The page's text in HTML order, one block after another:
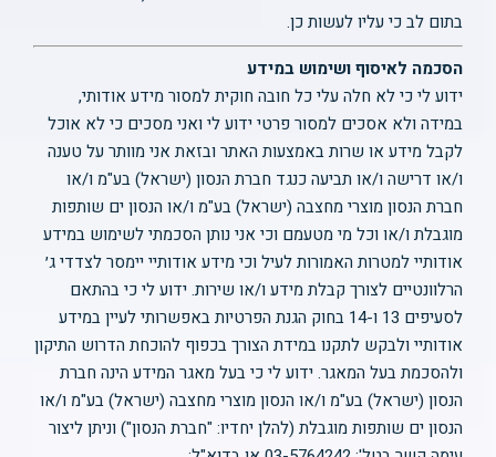
בתום לב כי עליו לעשות כן.
הסכמה לאיסוף ושימוש במידע
ידוע לי כי לא חלה עלי כל חובה חוקית למסור מידע אודותי,
במידה ולא אסכים למסור פרטי ידוע לי ואני מסכים כי לא אוכל
לקבל מידע או שרות באמצעות האתר ובזאת אני מוותר על טענה
ו/או דרישה ו/או תביעה כנגד חברת הנסון (ישראל) בע"מ ו/או
חברת הנסון מוצרי מחצבה (ישראל) בע"מ ו/או הנסון ים שותפות
מוגבלת ו/או וכל מי מטעמם וכי אני נותן הסכמתי לשימוש במידע
אודותיי למטרות האמורות לעיל וכי מידע אודותיי יימסר לצדדי ג׳
הרלוונטיים לצורך קבלת מידע ו/או שירות. ידוע לי כי בהתאם
לסעיפים 13 ו-14 בחוק הגנת הפרטיות באפשרותי לעיין במידע
אודותיי ולבקש לתקנו במידת הצורך בכפוף להוכחת הדרוש התיקון
ולהסכמת בעל המאגר. ידוע לי כי בעל מאגר המידע הינה חברת
הנסון (ישראל) בע"מ ו/או הנסון מוצרי מחצבה (ישראל) בע"מ ו/או
הנסון ים שותפות מוגבלת (להלן יחדיו: "חברת הנסון") וניתן ליצור